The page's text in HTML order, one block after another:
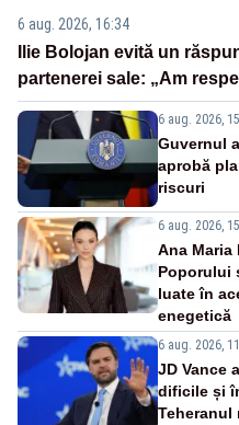
6 aug. 2026, 16:34
Ilie Bolojan evită un
partenerei sale: „Am
6 aug. 2026,
Guvernul
aprobă
riscuri
6 aug. 2026,
Ana Maria
Poporului
luate în
enegetică
6 aug. 2026,
JD Vance
dificile și
Teheranul